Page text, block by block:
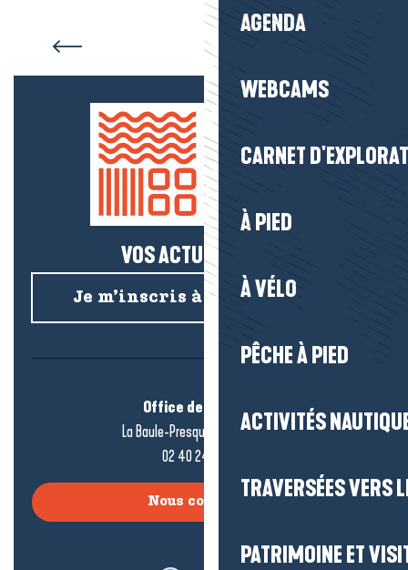
AGENDA
WEBCAMS
CARNET
À PIED
À VÉLO
PÊCHE À PIED
ACTIVITÉS
TRAVERSÉES VERS
PATRIMOINE ET
Agenda Gourmand
VOS ACTUS SALÉES !
Je m’inscris à la newsletter
Office de tourisme
La Baule-Presqu’île de Guérande
02 40 24 34 44
Nous contacter